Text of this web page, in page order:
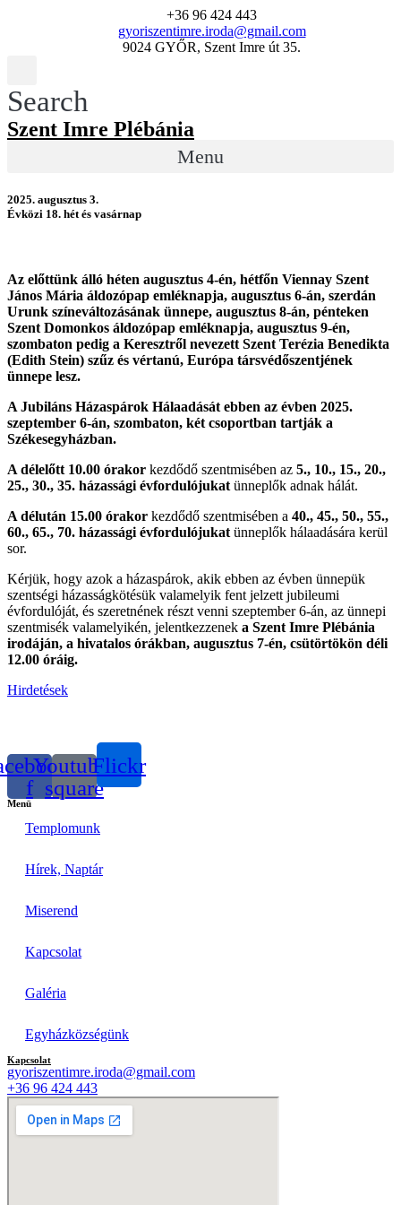
+36 96 424 443
gyoriszentimre.iroda@gmail.com
9024 GYŐR, Szent Imre út 35.
Search
Szent Imre Plébánia
Menu
2025. augusztus 3.
Évközi 18. hét és vasárnap
Az előttünk álló héten augusztus 4-én, hétfőn Viennay Szent
János Mária áldozópap emléknapja, augusztus 6-án, szerdán
Urunk színeváltozásának ünnepe, augusztus 8-án, pénteken
Szent Domonkos áldozópap emléknapja, augusztus 9-én,
szombaton pedig a Keresztről nevezett Szent Terézia Benedikta
(Edith Stein) szűz és vértanú, Európa társvédőszentjének
ünnepe lesz.
A Jubiláns Házaspárok Hálaadását ebben az évben 2025.
szeptember 6-án, szombaton, két csoportban tartják a
Székesegyházban.
A délelőtt 10.00 órakor kezdődő szentmisében az 5., 10., 15., 20.,
25., 30., 35. házassági évfordulójukat ünneplők adnak hálát.
A délután 15.00 órakor kezdődő szentmisében a 40., 45., 50., 55.,
60., 65., 70. házassági évfordulójukat ünneplők hálaadására kerül
sor.
Kérjük, hogy azok a házaspárok, akik ebben az évben ünnepük
szentségi házasságkötésük valamelyik fent jelzett jubileumi
évfordulóját, és szeretnének részt venni szeptember 6-án, az ünnepi
szentmisék valamelyikén, jelentkezzenek a Szent Imre Plébánia
irodáján, a hivatalos órákban, augusztus 7-én, csütörtökön déli
12.00 óráig.
Hirdetések
f
Youtube-
square
Flickr
Menü
Templomunk
Hírek, Naptár
Miserend
Kapcsolat
Galéria
Egyházközségünk
Kapcsolat
gyoriszentimre.iroda@gmail.com
+36 96 424 443